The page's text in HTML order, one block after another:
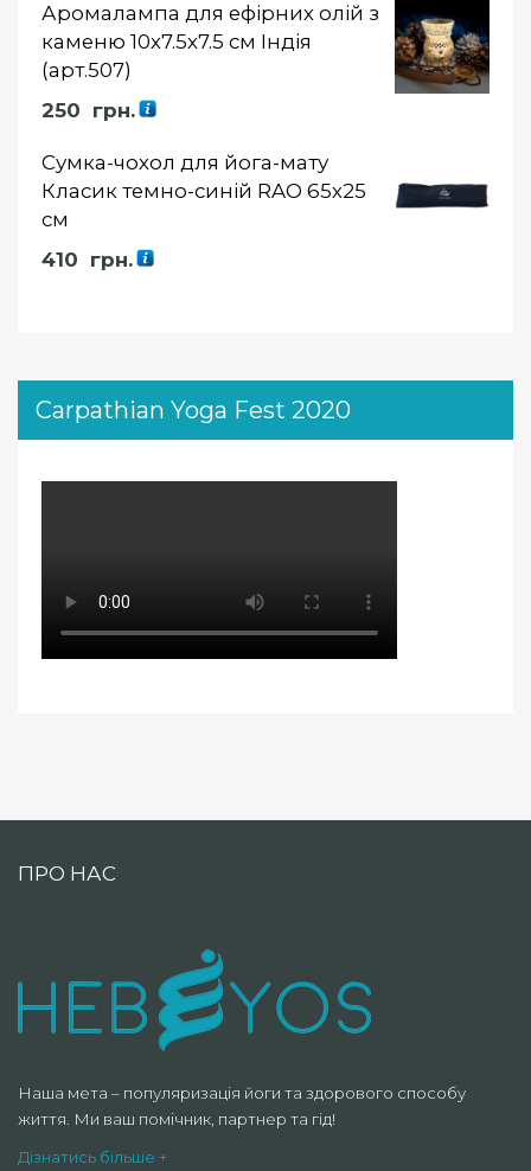
Аромалампа для ефірних олій з
каменю 10х7.5х7.5 см Індія
(арт.507)
250 грн.
Сумка-чохол для йога-мату
Класик темно-синій RAO 65х25
см
410 грн.
Carpathian Yoga Fest 2020
ПРО НАС
Наша мета – популяризація йоги та здорового способу
життя. Ми ваш помічник, партнер та гід!
Дізнатись більше +